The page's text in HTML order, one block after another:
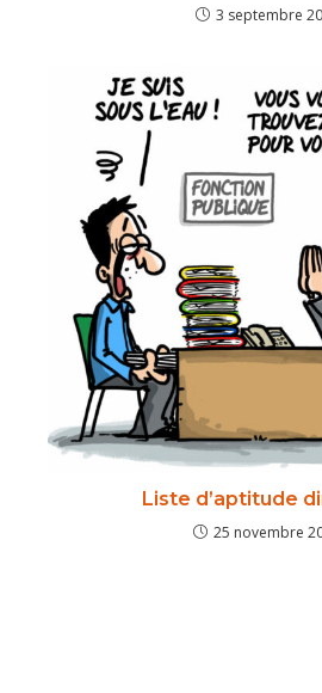
3 septembre
Liste d’aptitude
25 novembre